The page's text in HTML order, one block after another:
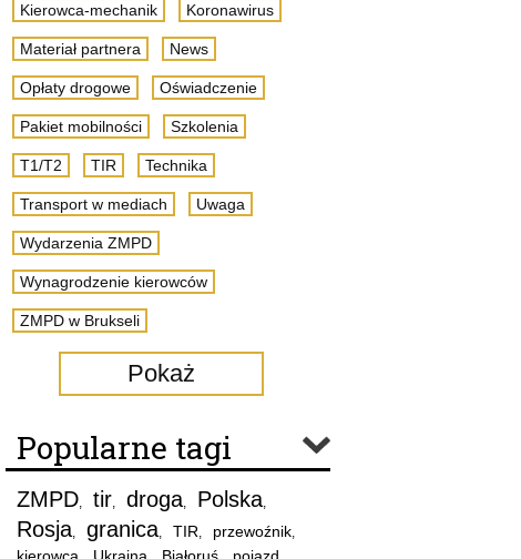
Kierowca-mechanik Koronawirus
Materiał partnera News
Opłaty drogowe Oświadczenie
Pakiet mobilności Szkolenia
T1/T2 TIR Technika
Transport w mediach Uwaga
Wydarzenia ZMPD
Wynagrodzenie kierowców
ZMPD w Brukseli
Pokaż
Popularne tagi
ZMPD, tir, droga, Polska,
Rosja, granica, TIR, przewoźnik,